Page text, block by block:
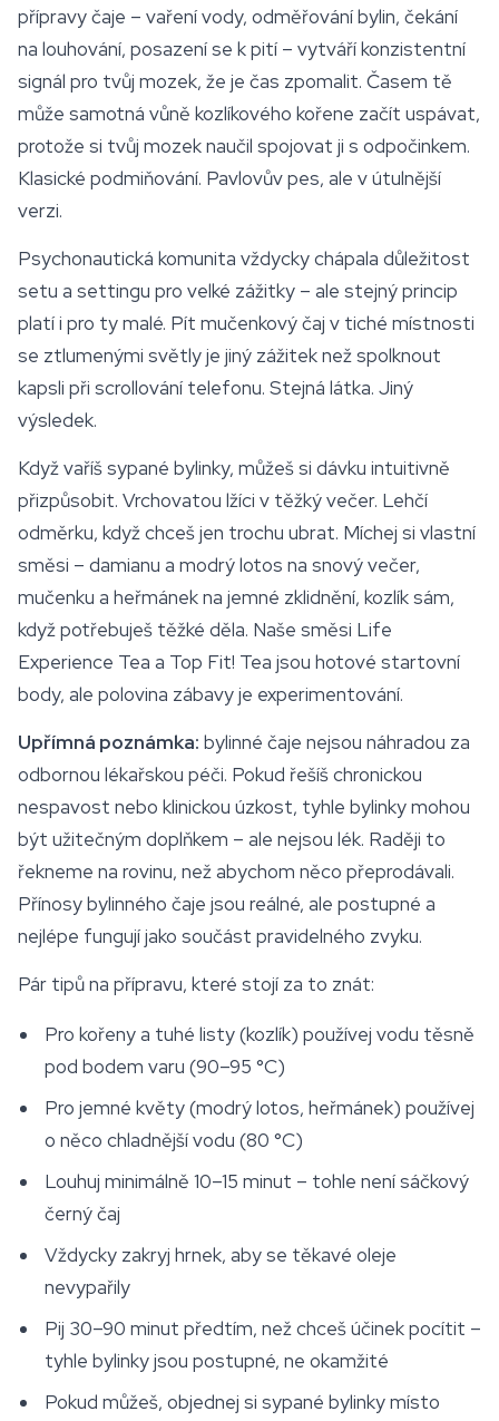
přípravy čaje – vaření vody, odměřování bylin, čekání
na louhování, posazení se k pití – vytváří konzistentní
signál pro tvůj mozek, že je čas zpomalit. Časem tě
může samotná vůně kozlíkového kořene začít uspávat,
protože si tvůj mozek naučil spojovat ji s odpočinkem.
Klasické podmiňování. Pavlovův pes, ale v útulnější
verzi.
Psychonautická komunita vždycky chápala důležitost
setu a settingu pro velké zážitky – ale stejný princip
platí i pro ty malé. Pít mučenkový čaj v tiché místnosti
se ztlumenými světly je jiný zážitek než spolknout
kapsli při scrollování telefonu. Stejná látka. Jiný
výsledek.
Když vaříš sypané bylinky, můžeš si dávku intuitivně
přizpůsobit. Vrchovatou lžíci v těžký večer. Lehčí
odměrku, když chceš jen trochu ubrat. Míchej si vlastní
směsi – damianu a modrý lotos na snový večer,
mučenku a heřmánek na jemné zklidnění, kozlík sám,
když potřebuješ těžké děla. Naše směsi Life
Experience Tea a Top Fit! Tea jsou hotové startovní
body, ale polovina zábavy je experimentování.
Upřímná poznámka: bylinné čaje nejsou náhradou za
odbornou lékařskou péči. Pokud řešíš chronickou
nespavost nebo klinickou úzkost, tyhle bylinky mohou
být užitečným doplňkem – ale nejsou lék. Raději to
řekneme na rovinu, než abychom něco přeprodávali.
Přínosy bylinného čaje jsou reálné, ale postupné a
nejlépe fungují jako součást pravidelného zvyku.
Pár tipů na přípravu, které stojí za to znát:
Pro kořeny a tuhé listy (kozlík) používej vodu těsně
pod bodem varu (90–95 °C)
Pro jemné květy (modrý lotos, heřmánek) používej
o něco chladnější vodu (80 °C)
Louhuj minimálně 10–15 minut – tohle není sáčkový
černý čaj
Vždycky zakryj hrnek, aby se těkavé oleje
nevypařily
Pij 30–90 minut předtím, než chceš účinek pocítit –
tyhle bylinky jsou postupné, ne okamžité
Pokud můžeš, objednej si sypané bylinky místo